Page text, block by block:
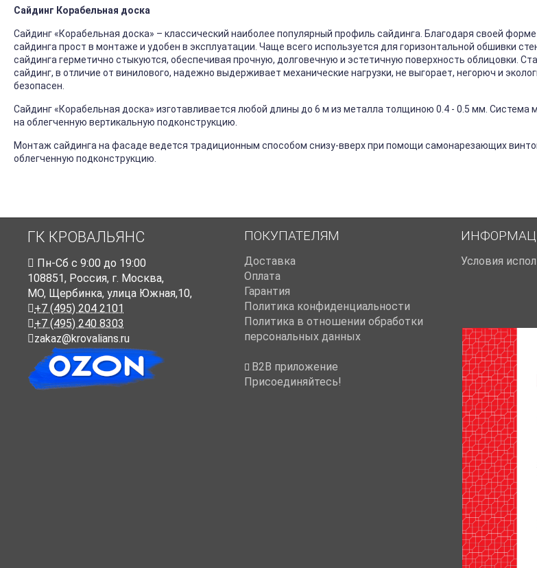
Сайдинг Корабельная доска
Сайдинг «Корабельная доска» – классический наиболее популярный профиль сайдинга. Благодаря своей
сайдинга прост в монтаже и удобен в эксплуатации. Чаще всего используется для горизонтальной обшивки
сайдинга герметично стыкуются, обеспечивая прочную, долговечную и эстетичную поверхность облицовки.
сайдинг, в отличие от винилового, надежно выдерживает механические нагрузки, не выгорает, негорюч и
безопасен.
Сайдинг «Корабельная доска» изготавливается любой длины до 6 м из металла толщиною 0.4 - 0.5 мм. Система
на облегченную вертикальную подконструкцию.
Монтаж сайдинга на фасаде ведется традиционным способом снизу-вверх при помощи самонарезающих
облегченную подконструкцию.
ГК КРОВАЛЬЯНС
Пн-Cб с 9:00 до 19:00
108851, Россия, г. Москва,
МО, Щербинка, улица Южная,10,
+7 (495) 204 2101
+7 (495) 240 8303
zakaz@krovalians.ru
ПОКУПАТЕЛЯМ
Доставка
Оплата
Гарантия
Политика конфиденциальности
Политика в отношении обработки
персональных данных
B2B приложение
Присоединяйтесь!
Условия